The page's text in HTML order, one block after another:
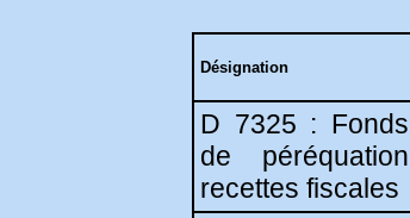
Désignation
D 7325 : Fonds
de péréquation
recettes fiscales